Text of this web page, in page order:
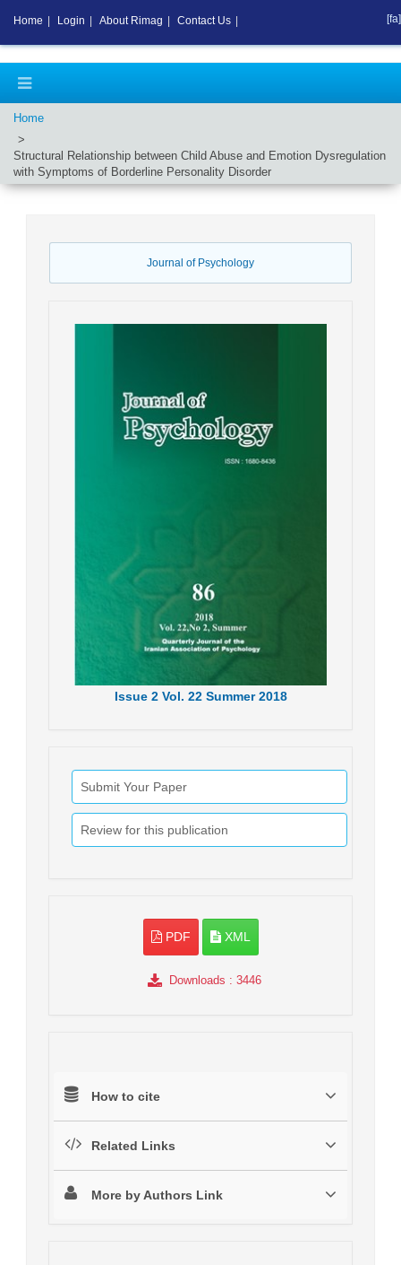
Home
Structural Relationship between Child Abuse and Emotion Dysregulation
with Symptoms of Borderline Personality Disorder
Journal of Psychology
Issue2 Vol. 22 Summer 2018
Submit Your Paper
Review for this publication
PDF XML
Downloads : 3446
How to cite
Related Links
More by Authors Link
Home Login About Rimag Contact Us [fa]